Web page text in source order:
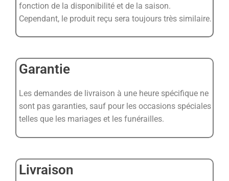
fonction de la disponibilité et de la saison.
Cependant, le produit reçu sera toujours très similaire.
Garantie
Les demandes de livraison à une heure spécifique ne
sont pas garanties, sauf pour les occasions spéciales
telles que les mariages et les funérailles.
Livraison